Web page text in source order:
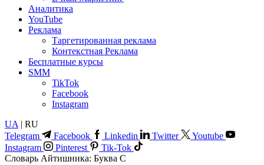
Аналитика
YouTube
Реклама
Таргетированная реклама
Контекстная Реклама
Бесплатные курсы
SMM
TikTok
Facebook
Instagram
UA | RU
Telegram
Facebook Linkedin Twitter
Youtube
Instagram
Pinterest
Tik-Tok
Словарь Айтишника: Буква С